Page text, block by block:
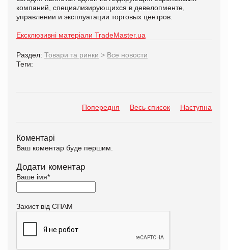
компаний, специализирующихся в девелопменте,
управлении и эксплуатации торговых центров.
Ексклюзивні матеріали TradeMaster.ua
Раздел: Товари та ринки > Все новости
Теги:
Попередня Весь список Наступна
Коментарі
Ваш коментар буде першим.
Додати коментар
Ваше імя*
Захист від СПАМ